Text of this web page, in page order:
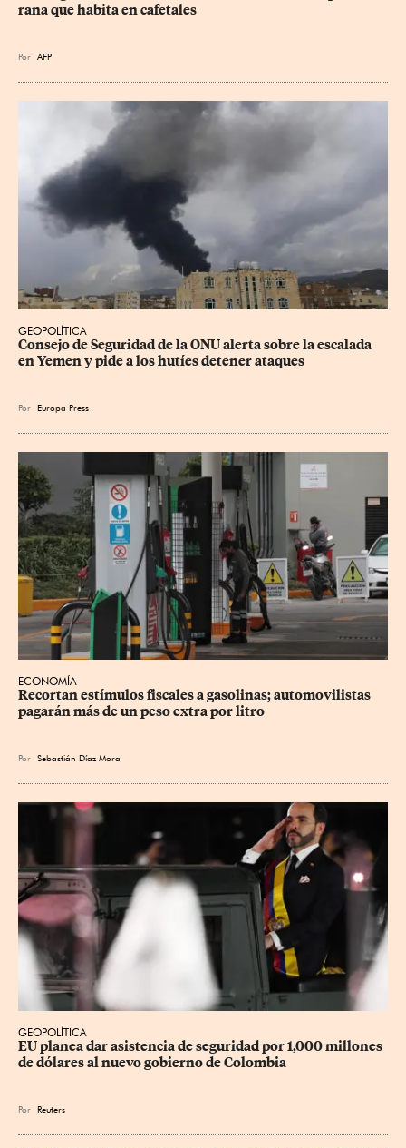
rana que habita en cafetales
Por AFP
GEOPOLÍTICA
Consejo de Seguridad de la ONU alerta sobre la escalada
en Yemen y pide a los hutíes detener ataques
Por Europa Press
ECONOMÍA
Recortan estímulos fiscales a gasolinas; automovilistas
pagarán más de un peso extra por litro
Por Sebastián Díaz Mora
GEOPOLÍTICA
EU planea dar asistencia de seguridad por 1,000 millones
de dólares al nuevo gobierno de Colombia
Por Reuters